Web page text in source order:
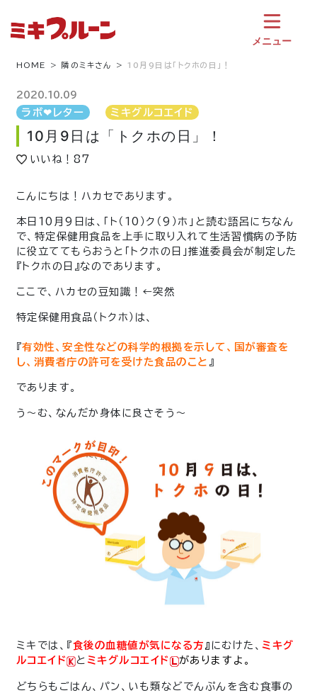
メニュー
HOME 隣のミキさん 10月9日は「トクホの日」！
2020.10.09
ラボ❤︎レター ミキグルコエイド
10月9日は「トクホの日」！
いいね！ 87
こんにちは！ハカセであります。
本日10月9日は、「ト（10）ク（9）ホ」と読む語呂にちなん
で、特定保健用食品を上手に取り入れて生活習慣病の予防
に役立ててもらおうと「トクホの日」推進委員会が制定した
『トクホの日』なのであります。
ここで、ハカセの豆知識！←突然
特定保健用食品（トクホ）は、
『有効性、安全性などの科学的根拠を示して、国が審査を
し、消費者庁の許可を受けた食品のこと 』
であります。
う〜む、なんだか身体に良さそう〜
ミキでは、『食後の血糖値が気になる方 』 にむけた、 ミキグ
ルコエイド
と ミキグルコエイド がありますよ。
どちらもごはん、パン、いも類などでんぷんを含む食事の